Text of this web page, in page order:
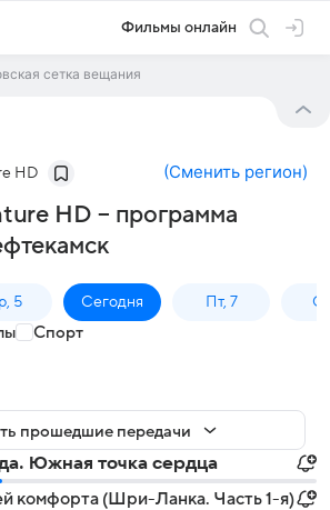
Фильмы онлайн
сетка вещания
HD (Сменить регион)
HD – программа
5 Сегодня Пт, 7
Спорт
прошедшие передачи
Южная точка сердца
комфорта (Шри-Ланка. Часть 1-я)